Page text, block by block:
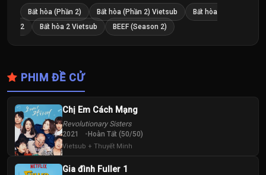
Bất hòa (Phần 2) Bất hòa (Phần 2) Vietsub
Bất hòa
2
Bất hòa 2 Vietsub BEEF (Season 2)
PHIM ĐỀ CỬ
Chị Em Cách Mạng
Revolutionary Sisters
2021 Hoàn Tất (50/50)
Vietsub + Thuyết Minh
Gia đình Fuller 1